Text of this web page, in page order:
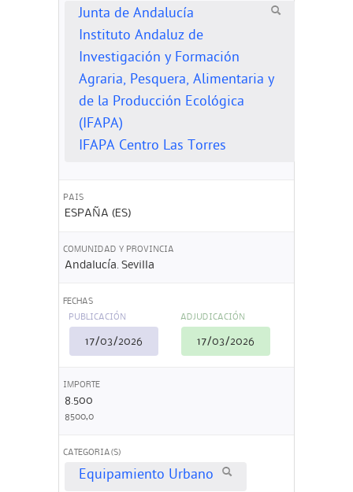
Junta de Andalucía
Instituto Andaluz de
Investigación y Formación
Agraria, Pesquera, Alimentaria y
de la Producción Ecológica
(IFAPA)
IFAPA Centro Las Torres
PAIS
ESPAÑA (ES)
COMUNIDAD Y PROVINCIA
Andalucía. Sevilla
FECHAS
PUBLICACIÓN
17/03/2026
ADJUDICACIÓN
17/03/2026
IMPORTE
8.500
8500,0
CATEGORIA(S)
Equipamiento Urbano